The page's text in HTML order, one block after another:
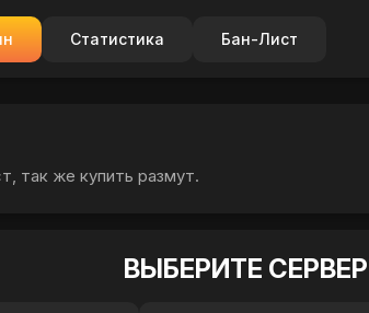
Статистика Бан-Лист
так же купить размут.
ВЫБЕРИТЕ СЕРВЕР